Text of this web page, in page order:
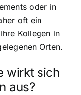
oder in
oft ein
Kollegen in
Orten.
wirkt sich
aus?